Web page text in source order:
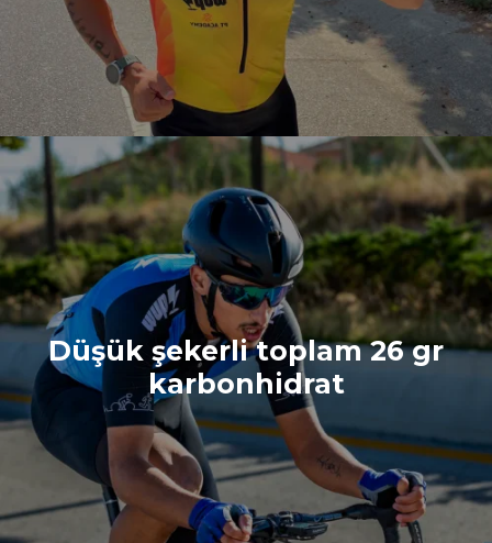
Düşük şekerli toplam 26 gr
karbonhidrat